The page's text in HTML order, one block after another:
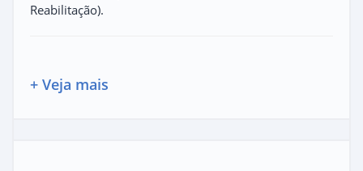
Reabilitação).
+ Veja mais